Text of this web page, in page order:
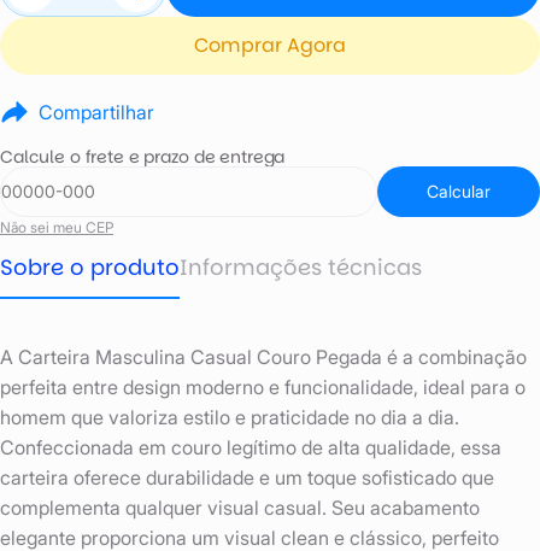
Comprar Agora
Compartilhar
Calcule o frete e prazo de entrega
Calcular
Não sei meu CEP
Sobre o produtoInformações técnicas
A Carteira Masculina Casual Couro Pegada é a combinação
perfeita entre design moderno e funcionalidade, ideal para o
homem que valoriza estilo e praticidade no dia a dia.
Confeccionada em couro legítimo de alta qualidade, essa
carteira oferece durabilidade e um toque sofisticado que
complementa qualquer visual casual. Seu acabamento
elegante proporciona um visual clean e clássico, perfeito